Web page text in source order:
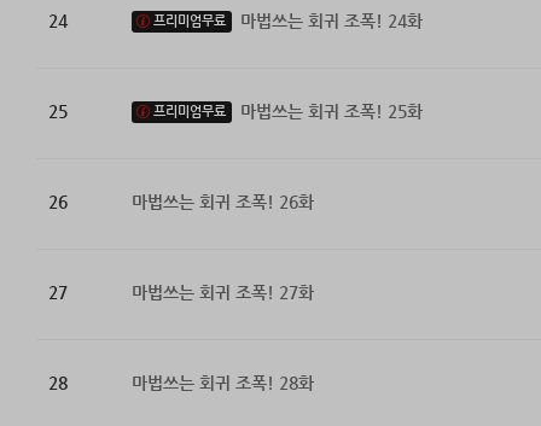
24 프리미엄무료 마법쓰는 회귀 조폭! 24화
25 프리미엄무료 마법쓰는 회귀 조폭! 25화
26 마법쓰는 회귀 조폭! 26화
27 마법쓰는 회귀 조폭! 27화
28 마법쓰는 회귀 조폭! 28화